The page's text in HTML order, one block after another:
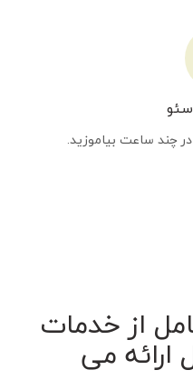
چند ساعت بیاموزید.
از خدمات
ارائه می